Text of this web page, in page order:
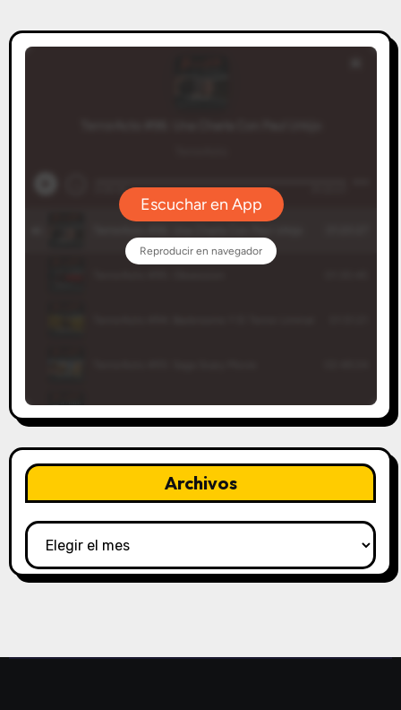
Archivos
Archivos